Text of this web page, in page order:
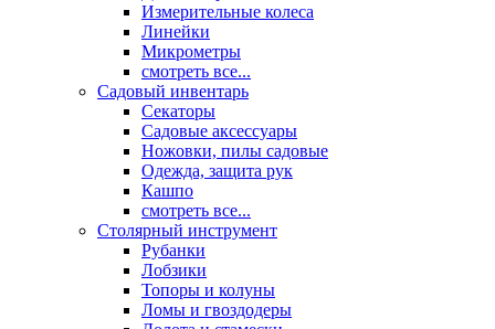
Измерительные колеса
Линейки
Микрометры
смотреть все...
Садовый инвентарь
Секаторы
Садовые аксессуары
Ножовки, пилы садовые
Одежда, защита рук
Кашпо
смотреть все...
Столярный инструмент
Рубанки
Лобзики
Топоры и колуны
Ломы и гвоздодеры